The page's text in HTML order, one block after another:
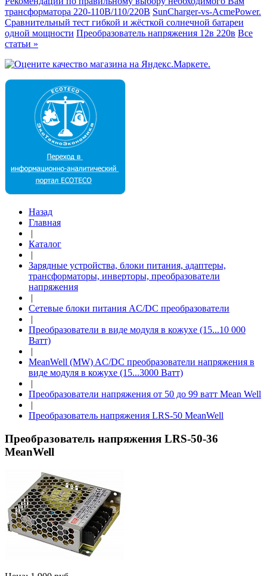
трансформатора 220-110В/110/220В SunCharger-vs-AcmePower.
Сравнительный тест гибкой и жёсткой солнечной батареи
одной мощности Преобразователь напряжения 12в 220в Все
статьи »
Назад
Главная
|
Каталог
|
Зарядные устройства, блоки питания, адаптеры,
трансформаторы, инверторы, преобразователи
напряжения
|
Сетевые блоки питания AC/DC преобразователи
|
Преобразователи в виде модуля в кожухе (15...10 000
Ватт)
|
MeanWell (MW) AC/DC преобразователи напряжения в
виде модуля в кожухе (15...3000 Ватт)
|
Преобразователи напряжения от 50 до 99 ватт Mean Well
|
Преобразователь напряжения LRS-50 MeanWell
Преобразователь напряжения LRS-50-36
MeanWell